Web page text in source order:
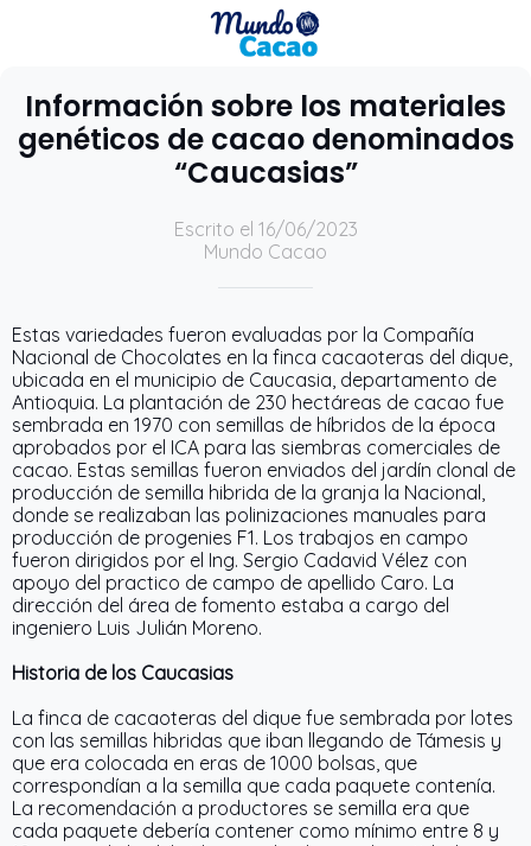
Información sobre los materiales
genéticos de cacao denominados
“Caucasias”
Escrito el 16/06/2023
Mundo Cacao
Estas variedades fueron evaluadas por la Compañía
Nacional de Chocolates en la finca cacaoteras del dique,
ubicada en el municipio de Caucasia, departamento de
Antioquia. La plantación de 230 hectáreas de cacao fue
sembrada en 1970 con semillas de híbridos de la época
aprobados por el ICA para las siembras comerciales de
cacao. Estas semillas fueron enviados del jardín clonal de
producción de semilla hibrida de la granja la Nacional,
donde se realizaban las polinizaciones manuales para
producción de progenies F1. Los trabajos en campo
fueron dirigidos por el Ing. Sergio Cadavid Vélez con
apoyo del practico de campo de apellido Caro. La
dirección del área de fomento estaba a cargo del
ingeniero Luis Julián Moreno.
Historia de los Caucasias
La finca de cacaoteras del dique fue sembrada por lotes
con las semillas hibridas que iban llegando de Támesis y
que era colocada en eras de 1000 bolsas, que
correspondían a la semilla que cada paquete contenía.
La recomendación a productores se semilla era que
cada paquete debería contener como mínimo entre 8 y